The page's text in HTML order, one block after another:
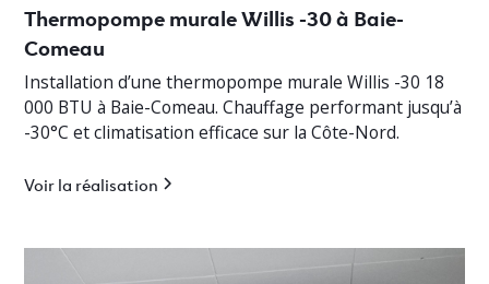
Thermopompe murale Willis -30 à Baie-
Comeau
Installation d’une thermopompe murale Willis -30 18
000 BTU à Baie-Comeau. Chauffage performant jusqu’à
-30°C et climatisation efficace sur la Côte-Nord.
Voir la réalisation